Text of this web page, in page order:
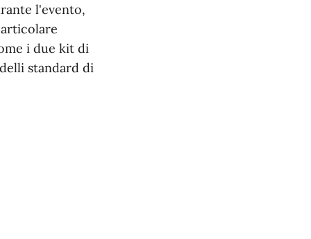
l'evento,
i due kit di
standard di